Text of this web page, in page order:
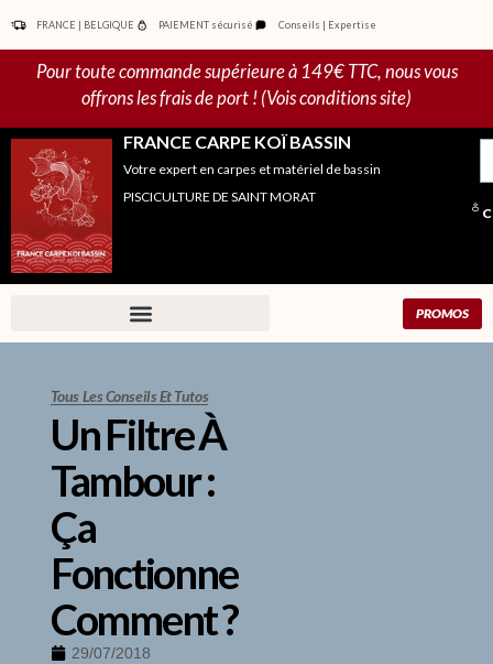
contenu
FRANCE | BELGIQUE PAIEMENT sécurisé Conseils | Expertise
Pour toute commande supérieure à 149€ TTC, nous vous
offrons les frais de port ! (Vois conditions site)
FRANCE CARPE KOÏ BASSIN
Votre expert en carpes et matériel de bassin
PISCICULTURE DE SAINT MORAT
PROMOS
Tous Les Conseils Et Tutos
Un Filtre À
Tambour :
Ça
Fonctionne
Comment ?
29/07/2018